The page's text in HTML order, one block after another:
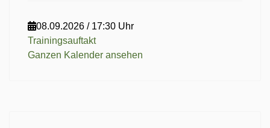
08.09.2026 / 17:30 Uhr
Trainingsauftakt
Ganzen Kalender ansehen